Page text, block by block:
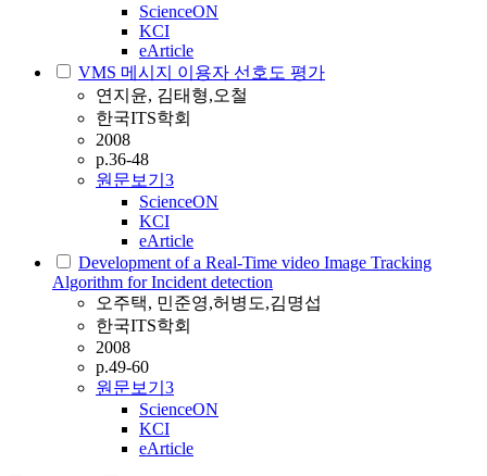
ScienceON
KCI
eArticle
VMS 메시지 이용자 선호도 평가
연지윤, 김태형,오철
한국ITS학회
2008
p.36-48
원문보기 3
ScienceON
KCI
eArticle
Development of a Real-Time video Image Tracking
Algorithm for Incident detection
오주택, 민준영,허병도,김명섭
한국ITS학회
2008
p.49-60
원문보기 3
ScienceON
KCI
eArticle